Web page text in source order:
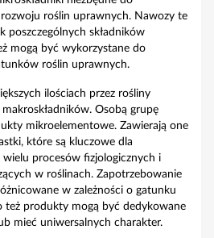
roślin uprawnych. Nawozy te
poszczególnych składników
mogą być wykorzystane do
roślin uprawnych.
ilościach przez rośliny
Osobą grupę
mikroelementowe. Zawierają one
które są kluczowe dla
wielu procesów fizjologicznych i
w roślinach. Zapotrzebowanie
w zależności o gatunku
też produkty mogą być dedykowane
mieć uniwersalnych charakter.